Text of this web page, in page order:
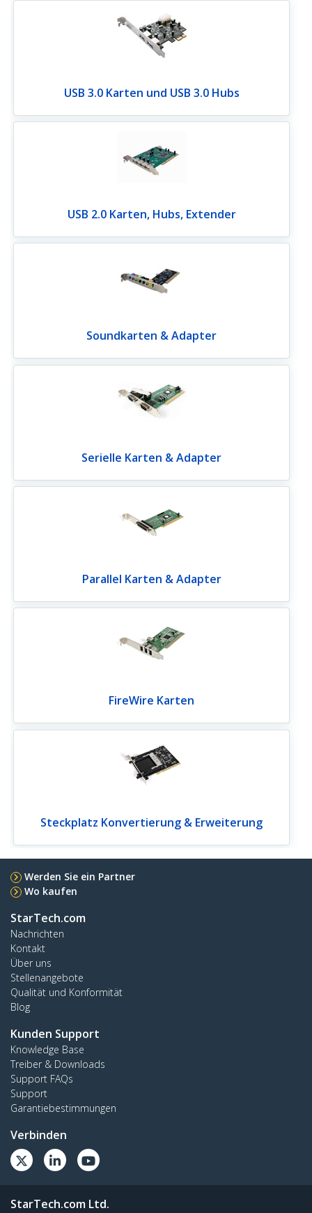
USB 3.0 Karten und USB 3.0 Hubs
USB 2.0 Karten, Hubs, Extender
Soundkarten & Adapter
Serielle Karten & Adapter
Parallel Karten & Adapter
FireWire Karten
Steckplatz Konvertierung & Erweiterung
Werden Sie ein Partner
Wo kaufen
StarTech.com
Nachrichten
Kontakt
Über uns
Stellenangebote
Qualität und Konformität
Blog
Kunden Support
Knowledge Base
Treiber & Downloads
Support FAQs
Support
Garantiebestimmungen
Verbinden
StarTech.com Ltd.